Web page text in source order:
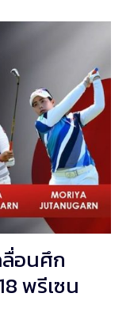
ลื่อนศึก
พรีเซน